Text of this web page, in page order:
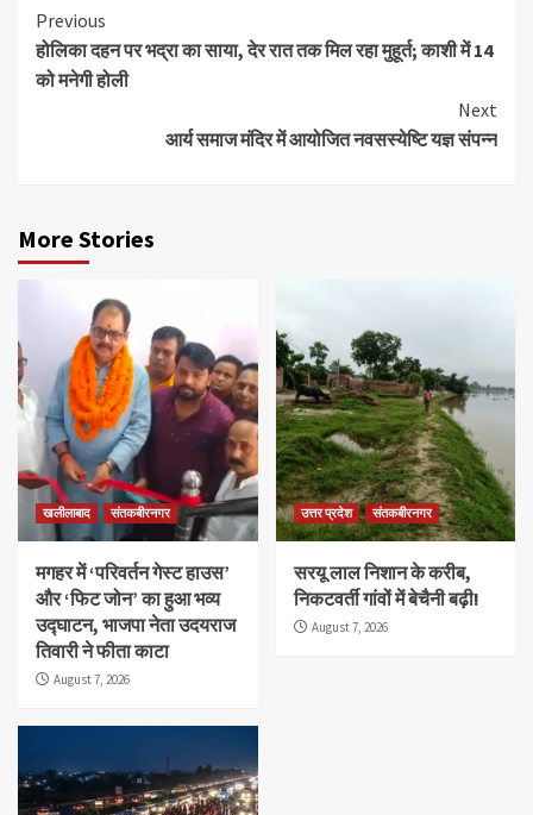
Continue
Reading
Previous
होलिका दहन पर भद्रा का साया, देर रात तक मिल रहा मुहूर्त; काशी में 14
को मनेगी होली
Next
आर्य समाज मंदिर में आयोजित नवसस्येष्टि यज्ञ संपन्न
More Stories
खलीलाबाद संतकबीरनगर
मगहर में ‘परिवर्तन गेस्ट हाउस’
और ‘फिट जोन’ का हुआ भव्य
उद्घाटन, भाजपा नेता उदयराज
तिवारी ने फीता काटा
August 7, 2026
उत्तर प्रदेश संतकबीरनगर
सरयू लाल निशान के करीब,
निकटवर्ती गांवों में बेचैनी बढ़ी!
August 7, 2026